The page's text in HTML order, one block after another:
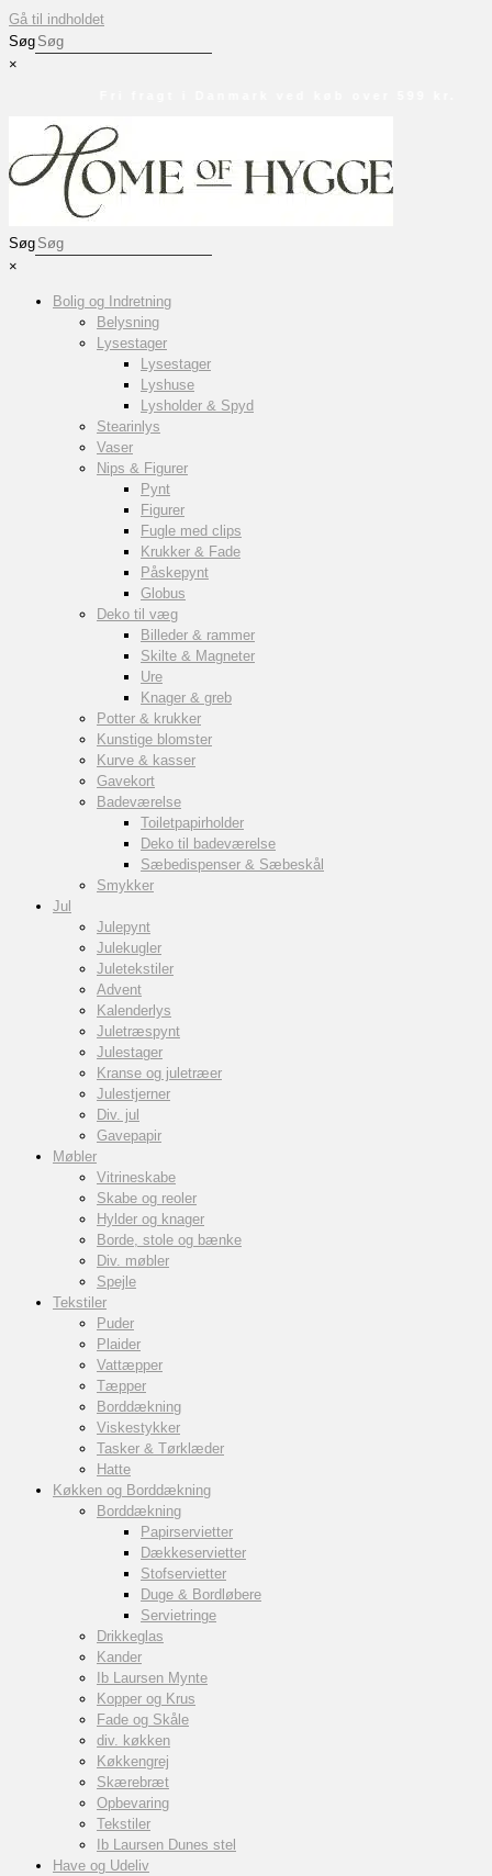
Gå til indholdet
Søg
×
Søg
×
Bolig og Indretning
Belysning
Lysestager
Lysestager
Lyshuse
Lysholder & Spyd
Stearinlys
Vaser
Nips & Figurer
Pynt
Figurer
Fugle med clips
Krukker & Fade
Påskepynt
Globus
Deko til væg
Billeder & rammer
Skilte & Magneter
Ure
Knager & greb
Potter & krukker
Kunstige blomster
Kurve & kasser
Gavekort
Badeværelse
Toiletpapirholder
Deko til badeværelse
Sæbedispenser & Sæbeskål
Smykker
Jul
Julepynt
Julekugler
Juletekstiler
Advent
Kalenderlys
Juletræspynt
Julestager
Kranse og juletræer
Julestjerner
Div. jul
Gavepapir
Møbler
Vitrineskabe
Skabe og reoler
Hylder og knager
Borde, stole og bænke
Div. møbler
Spejle
Tekstiler
Puder
Plaider
Vattæpper
Tæpper
Borddækning
Viskestykker
Tasker & Tørklæder
Hatte
Køkken og Borddækning
Borddækning
Papirservietter
Dækkeservietter
Stofservietter
Duge & Bordløbere
Servietringe
Drikkeglas
Kander
Ib Laursen Mynte
Kopper og Krus
Fade og Skåle
div. køkken
Køkkengrej
Skærebræt
Opbevaring
Tekstiler
Ib Laursen Dunes stel
Have og Udeliv